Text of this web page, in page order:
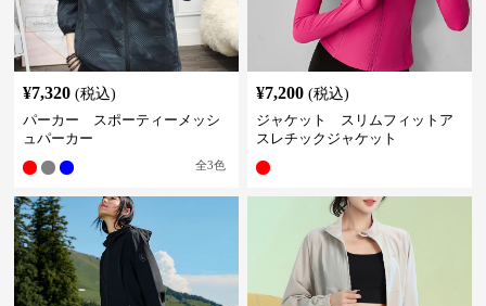
¥7,320 (税込)
パーカー スポーティーメッシ
ュパーカー
全3色
¥7,200 (税込)
ジャケット スリムフィットア
スレチックジャケット